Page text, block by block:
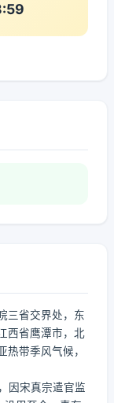
三省交界处，东
西省鹰潭市，北
带季风气候，
因宋真宗遣官监